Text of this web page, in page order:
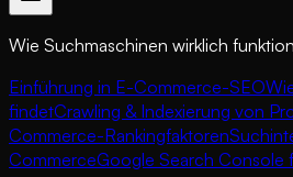
Wie Suchmaschinen wirklich
Einführung in E-Commerce-SEO
findetCrawling & Indexierung von
Commerce-Rankingfaktoren
CommerceGoogle Search Console